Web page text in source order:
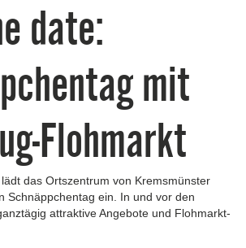
date:
mit
Flohmarkt
das Ortszentrum von Kremsmünster
Schnäppchentag ein. In und vor den
attraktive Angebote und Flohmarkt-